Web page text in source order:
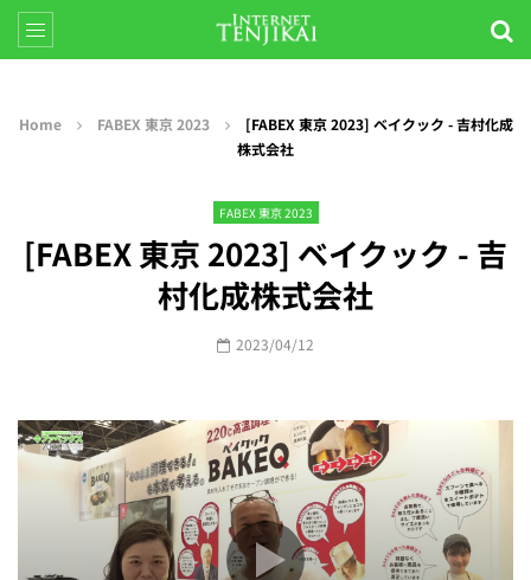
Home FABEX 東京 2023
[FABEX 東京 2023] ベイクック - 吉村化成
株式会社
FABEX 東京 2023
[FABEX 東京 2023] ベイクック - 吉
村化成株式会社
2023/04/12